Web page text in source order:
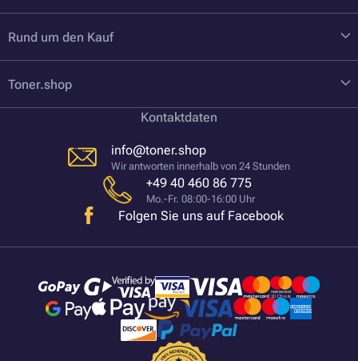
Rund um den Kauf
Toner.shop
Kontaktdaten
info@toner.shop
Wir antworten innerhalb von 24 Stunden
+49 40 460 86 775
Mo.-Fr. 08:00-16:00 Uhr
Folgen Sie uns auf Facebook